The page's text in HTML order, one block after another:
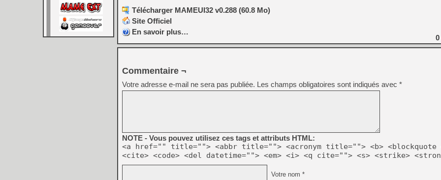
Télécharger MAMEUI32 v0.288 (60.8 Mo)
Site Officiel
En savoir plus…
0
Commentaire ¬
Votre adresse e-mail ne sera pas publiée. Les champs obligatoires sont indiqués avec *
NOTE - Vous pouvez utilisez ces tags et attributs HTML:
<a href="" title=""> <abbr title=""> <acronym title=""> <b> <blockquote
<cite> <code> <del datetime=""> <em> <i> <q cite=""> <s> <strike>
Votre nom *